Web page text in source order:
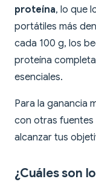
proteína, lo que
portátiles más
cada 100 g, los
proteína
esenciales.
Para la ganancia
con otras fuentes
alcanzar tus
¿Cuáles son